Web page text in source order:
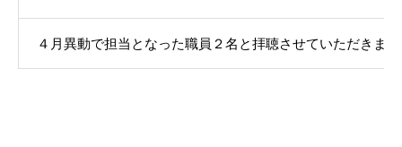
４月異動で担当となった職員２名と拝聴させていただきま